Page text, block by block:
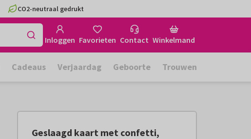
CO2-neutraal gedrukt
Inloggen Favorieten Contact Winkelmand
Cadeaus Verjaardag Geboorte Trouwen
Geslaagd kaart met confetti,